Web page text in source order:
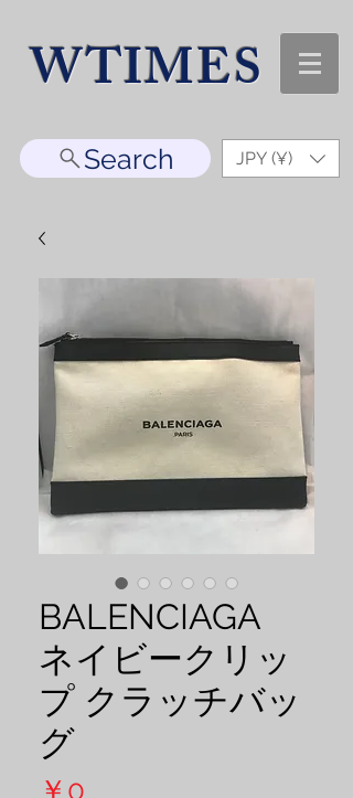
WTIMES
Search JPY (¥)
BALENCIAGA
ネイビークリッ
プ クラッチバッ
グ
￥0